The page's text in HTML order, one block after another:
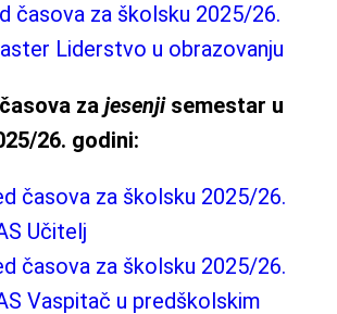
časova za školsku 2025/26.
Liderstvo u obrazovanju
za jesenjisemestar u
26. godini:
časova za školsku 2025/26.
Učitelj
časova za školsku 2025/26.
Vaspitač u predškolskim